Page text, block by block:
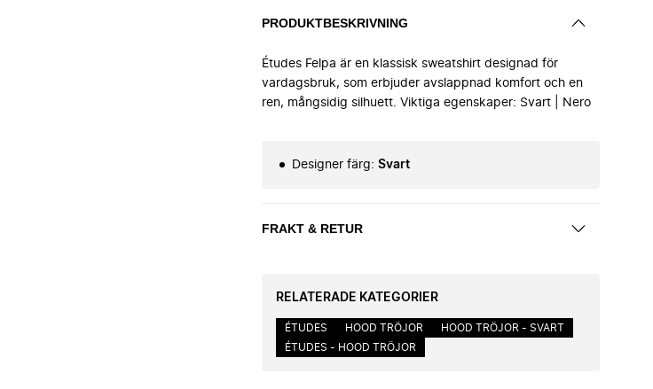
PRODUKTBESKRIVNING
Études Felpa är en klassisk sweatshirt designad för
vardagsbruk, som erbjuder avslappnad komfort och en
ren, mångsidig silhuett. Viktiga egenskaper: Svart | Nero
Designer färg: Svart
FRAKT & RETUR
RELATERADE KATEGORIER
ÉTUDES HOOD TRÖJOR
HOOD TRÖJOR - SVART
ÉTUDES - HOOD TRÖJOR